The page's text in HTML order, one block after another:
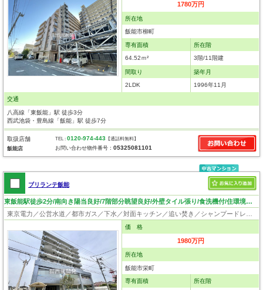
1780万円
所在地
飯能市柳町
専有面積
64.52ｍ²
所在階
3階/11階建
間取り
2LDK
築年月
1996年11月
交通
八高線「東飯能」駅 徒歩3分
西武池袋・豊島線「飯能」駅 徒歩7分
取扱店舗
飯能店
TEL :0120-974-443 【通話料無料】
お問い合わせ物件番号：05325081101
ブリランテ飯能
東飯能駅徒歩2分/南向き陽当良好/7階部分眺望良好/外壁タイル張り/食洗機付/住環境良好
東京電力／公営水道／都市ガス／下水／対面キッチン／追い焚き／シャンプードレッサー／ウォシュレット／システムキッチン／食器洗浄乾燥器／浄水器／クローゼット／エレベータ／外壁タイル張り
価 格
1980万円
所在地
飯能市栄町
専有面積 所在階